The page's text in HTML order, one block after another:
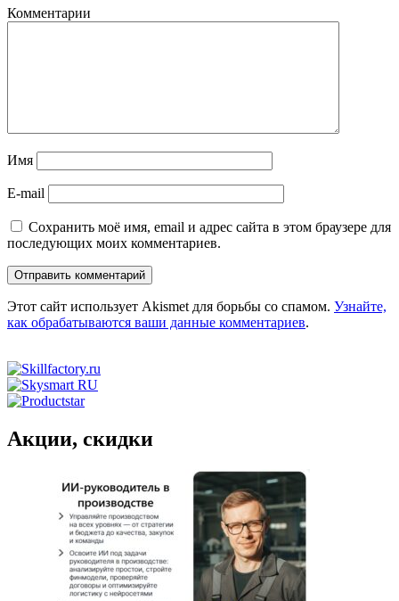
Комментарии
Имя
E-mail
Сохранить моё имя, email и адрес сайта в этом браузере для
последующих моих комментариев.
Этот сайт использует Akismet для борьбы со спамом. Узнайте,
как обрабатываются ваши данные комментариев.
Акции, скидки